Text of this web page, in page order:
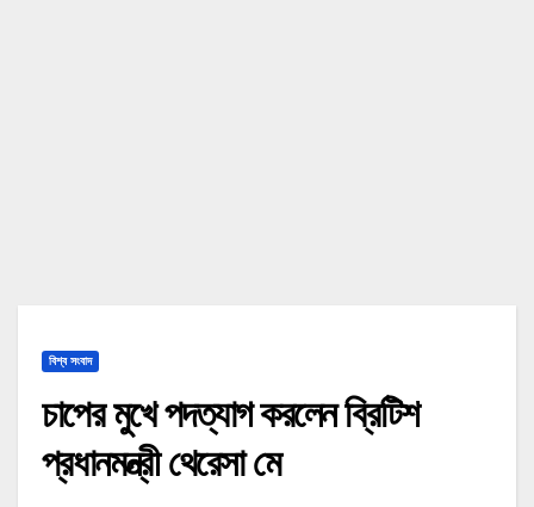
বিশ্ব সংবাদ
চাপের মুখে পদত্যাগ করলেন ব্রিটিশ
প্রধানমন্ত্রী থেরেসা মে